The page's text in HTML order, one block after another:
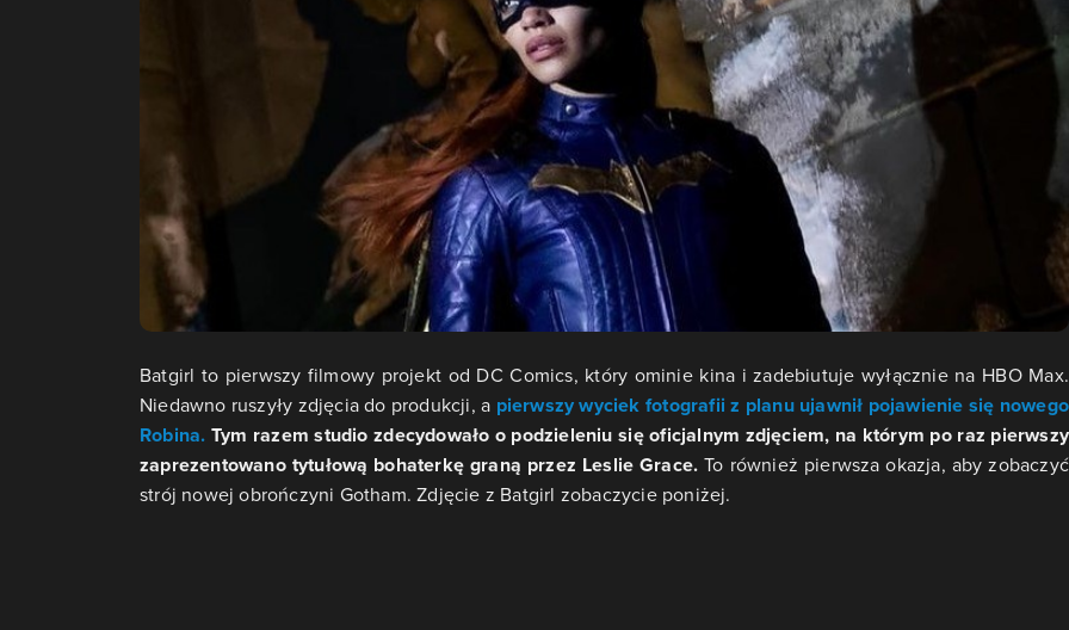
Batgirl to pierwszy filmowy projekt od DC Comics, który ominie kina i zadebiutuje wyłącznie na HBO Max.
Niedawno ruszyły zdjęcia do produkcji, a pierwszy wyciek fotografii z planu ujawnił pojawienie się nowego
Robina. Tym razem studio zdecydowało o podzieleniu się oficjalnym zdjęciem, na którym po raz pierwszy
zaprezentowano tytułową bohaterkę graną przez Leslie Grace.To również pierwsza okazja, aby zobaczyć
strój nowej obrończyni Gotham. Zdjęcie z Batgirl zobaczycie poniżej.